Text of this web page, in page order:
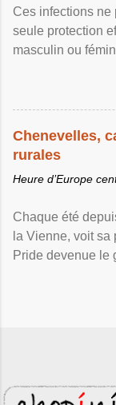
Ces infections ne
seule protection
masculin ou
Chenevelles,
rurales
Heure d’Europe
Chaque été
la Vienne, voit sa
Pride devenue le